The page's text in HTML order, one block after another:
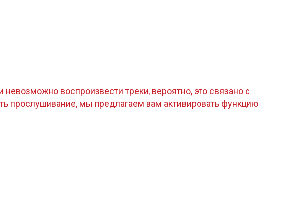
невозможно воспроизвести треки, вероятно, это связано с
прослушивание, мы предлагаем вам активировать функцию